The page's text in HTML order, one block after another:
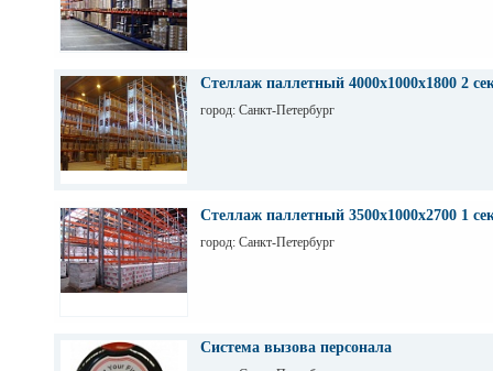
Стеллаж паллетный 4000х1000х1800 2
город: Санкт-Петербург
Стеллаж паллетный 3500х1000х2700 1
город: Санкт-Петербург
Система вызова персонала